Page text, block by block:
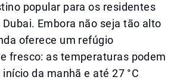
popular para os residentes
Embora não seja tão alto
oferece um refúgio
fresco: as temperaturas podem
início da manhã e até 27 °C